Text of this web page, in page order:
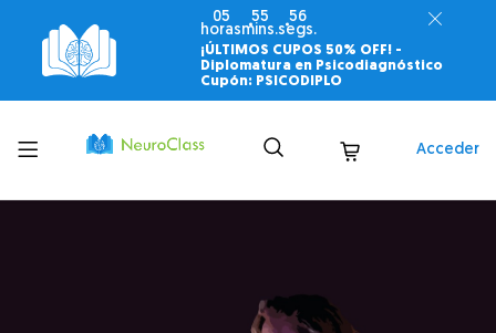
05
horas
55
mins.
55
segs.
¡ÚLTIMOS CUPOS 50% OFF! -
Diplomatura en Psicodiagnóstico
Cupón: PSICODIPLO
Toggle
menu
Acceder